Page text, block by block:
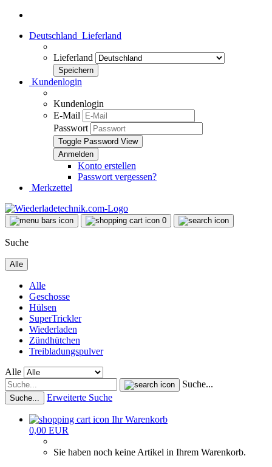
Deutschland Lieferland
Lieferland
Kundenlogin
Kundenlogin
E-Mail
Passwort
Toggle Password View
Konto erstellen
Passwort vergessen?
Merkzettel
0
Suche
Alle
Alle
Geschosse
Hülsen
SuperTrickler
Wiederladen
Zündhütchen
Treibladungspulver
Alle
Suche...
Suche... Erweiterte Suche
Ihr Warenkorb
0,00 EUR
Sie haben noch keine Artikel in Ihrem Warenkorb.